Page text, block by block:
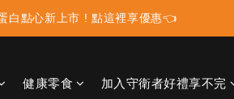
白點心新上市 ! 點這裡享優惠👈
白點心新上市 ! 點這裡享優惠👈
購物消費 每筆訂單LINEPOINT回饋2%
健康零食 加入守衛者好禮享不完